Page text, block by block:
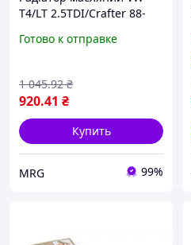
T4/LT 2.5TDI/Crafter 88-
Готово к отправке
920.41 ₴
1 045.92 ₴
Купить
MRG 99%